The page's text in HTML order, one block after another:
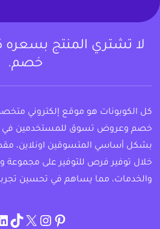
لا تشتري المنتج بسعره
خصم.
كل الكوبونات هو موقع إلكتروني
خصم وعروض تسوق للمستخدمين في
بشكل أساسي المتسوقين اونلاين،
خلال توفير فرص للتوفير على مجموعة
والخدمات، مما يساهم في تحسين
pinterest